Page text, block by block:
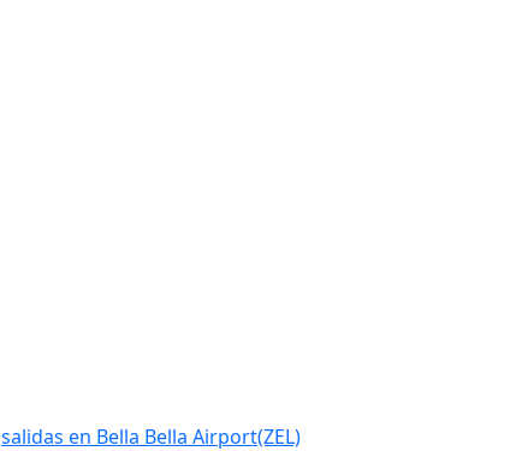
salidas en Bella Bella Airport(ZEL)